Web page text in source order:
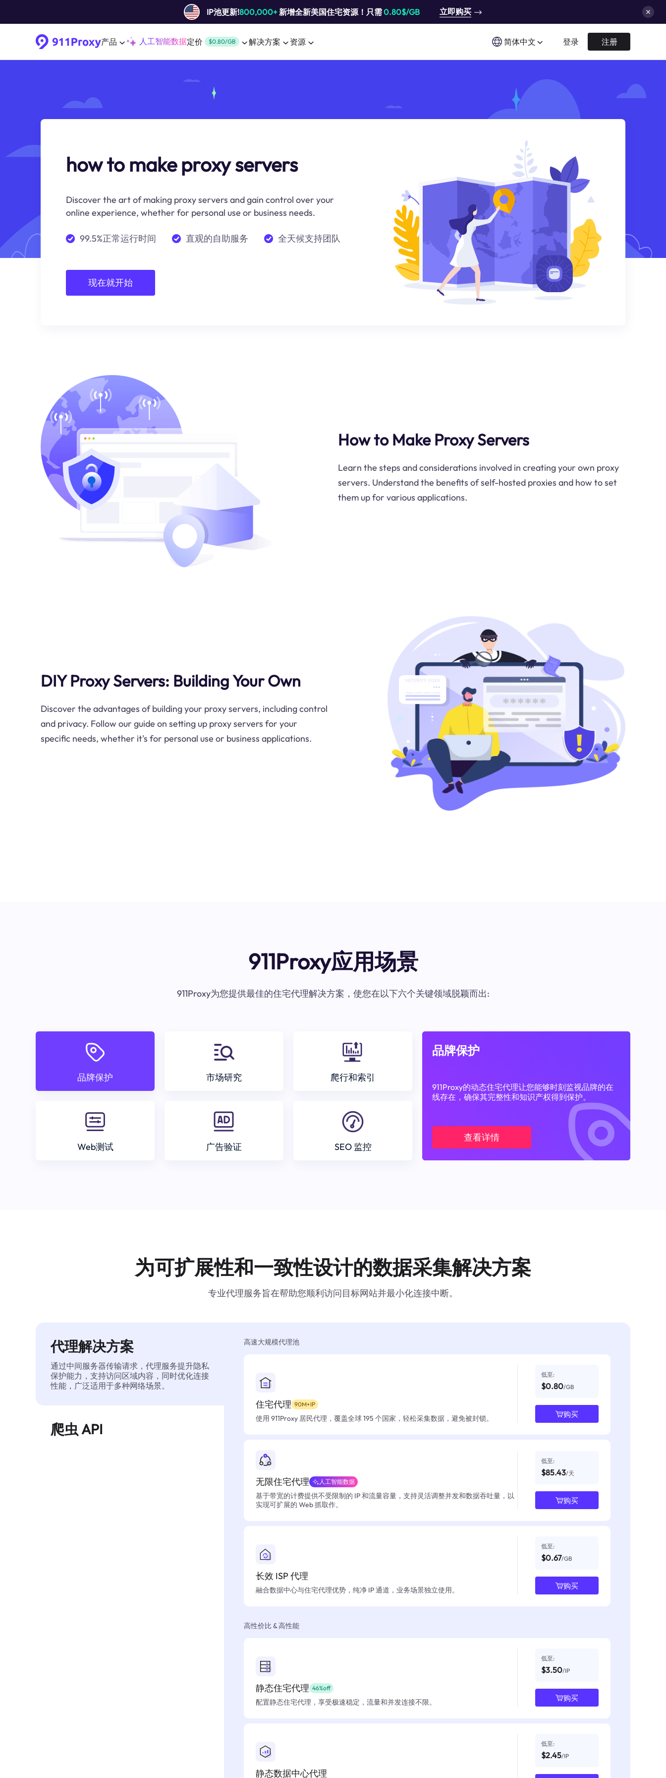
IP池更新!800,000+新增全新美国住宅资源！只需0.80$/GB 立即购买
产品 人工智能数据定价 $0.80/GB 解决方案 资源 简体中文 登录 注册
how to make proxy servers
Discover the art of making proxy servers and gain control over your
online experience, whether for personal use or business needs.
99.5%正常运行时间 直观的自助服务 全天候支持团队
现在就开始
How to Make Proxy Servers
Learn the steps and considerations involved in creating your own proxy
servers. Understand the benefits of self-hosted proxies and how to set
them up for various applications.
DIY Proxy Servers: Building Your Own
Discover the advantages of building your proxy servers, including control
and privacy. Follow our guide on setting up proxy servers for your
specific needs, whether it's for personal use or business applications.
911Proxy应用场景
911Proxy为您提供最佳的住宅代理解决方案，使您在以下六个关键领域脱颖而出:
品牌保护 市场研究 爬行和索引
Web测试 广告验证 SEO 监控
品牌保护
911Proxy的动态住宅代理让您能够时刻监视品牌的在
线存在，确保其完整性和知识产权得到保护。
查看详情
为可扩展性和一致性设计的数据采集解决方案
专业代理服务旨在帮助您顺利访问目标网站并最小化连接中断。
代理解决方案
通过中间服务器传输请求，代理服务提升隐私
保护能力，支持访问区域内容，同时优化连接
性能，广泛适用于多种网络场景。
爬虫 API
高速大规模代理池
住宅代理 90M+IP
使用 911Proxy 居民代理，覆盖全球 195 个国家，轻松采集数据，避免被封锁。
低至:
$0.80/GB
购买
无限住宅代理 人工智能数据
基于带宽的计费提供不受限制的 IP 和流量容量，支持灵活调整并发和数据吞吐量，以
实现可扩展的 Web 抓取作。
低至:
$85.43/天
购买
长效 ISP 代理
融合数据中心与住宅代理优势，纯净 IP 通道，业务场景独立使用。
低至:
$0.67/GB
购买
高性价比 & 高性能
静态住宅代理 46%off
配置静态住宅代理，享受极速稳定，流量和并发连接不限。
低至:
$3.50/IP
购买
静态数据中心代理
低至:
$2.45/IP